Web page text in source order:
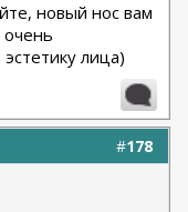
новый нос вам
лица)
#178